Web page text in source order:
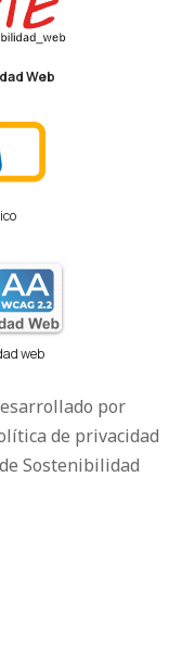
Web
web
por
de privacidad
Sostenibilidad